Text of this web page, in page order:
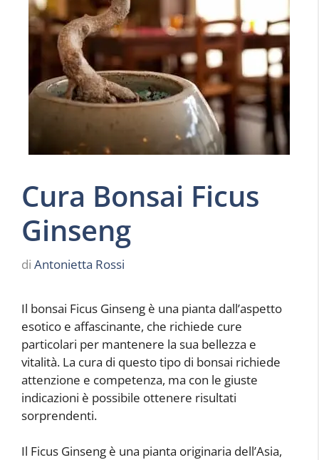
Cura Bonsai Ficus
Ginseng
di Antonietta Rossi
Il bonsai Ficus Ginseng è una pianta dall’aspetto
esotico e affascinante, che richiede cure
particolari per mantenere la sua bellezza e
vitalità. La cura di questo tipo di bonsai richiede
attenzione e competenza, ma con le giuste
indicazioni è possibile ottenere risultati
sorprendenti.
Il Ficus Ginseng è una pianta originaria dell’Asia,